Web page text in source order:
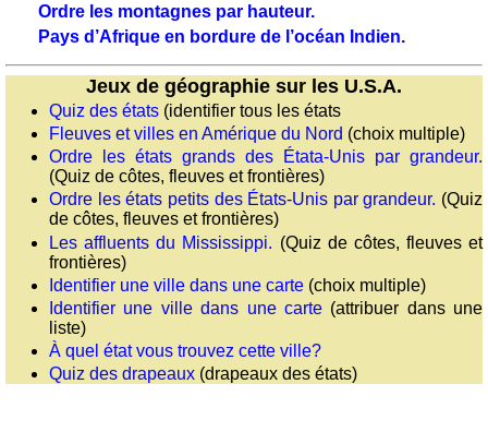
néerlandais
Utilités
Convertisseurs
d'unités
Plaques
d'immatriculation
Coucher
du
soleil
Balades
vélo
Petit
vocabulaire
Ordre les montagnes par hauteur.
Pays d’Afrique en bordure de l’océan Indien.
Jeux de géographie sur les U.S.A.
Quiz des états (identifier tous les états
Fleuves et villes en Amérique du Nord (choix multiple)
Ordre les états grands des Étata-Unis par grandeur.
(Quiz de côtes, fleuves et frontières)
Ordre les états petits des États-Unis par grandeur. (Quiz
de côtes, fleuves et frontières)
Les affluents du Mississippi. (Quiz de côtes, fleuves et
frontières)
Identifier une ville dans une carte (choix multiple)
Identifier une ville dans une carte(attribuer dans une
liste)
À quel état vous trouvez cette ville?
Quiz des drapeaux (drapeaux des états)